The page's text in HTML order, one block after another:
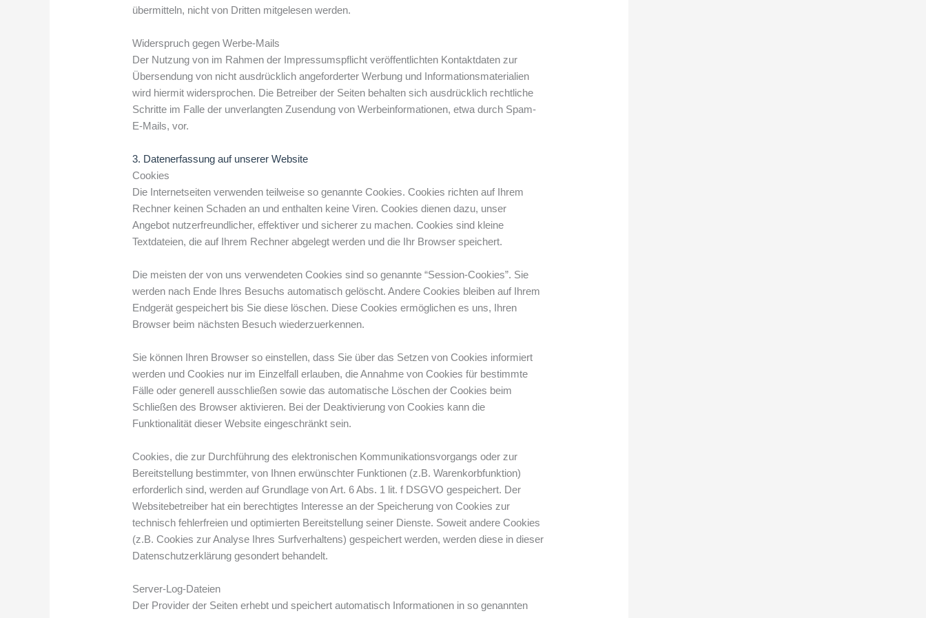
übermitteln, nicht von Dritten mitgelesen werden.
Widerspruch gegen Werbe-Mails
Der Nutzung von im Rahmen der Impressumspflicht veröffentlichten Kontaktdaten zur
Übersendung von nicht ausdrücklich angeforderter Werbung und Informationsmaterialien
wird hiermit widersprochen. Die Betreiber der Seiten behalten sich ausdrücklich rechtliche
Schritte im Falle der unverlangten Zusendung von Werbeinformationen, etwa durch Spam-
E-Mails, vor.
3. Datenerfassung auf unserer Website
Cookies
Die Internetseiten verwenden teilweise so genannte Cookies. Cookies richten auf Ihrem
Rechner keinen Schaden an und enthalten keine Viren. Cookies dienen dazu, unser
Angebot nutzerfreundlicher, effektiver und sicherer zu machen. Cookies sind kleine
Textdateien, die auf Ihrem Rechner abgelegt werden und die Ihr Browser speichert.
Die meisten der von uns verwendeten Cookies sind so genannte “Session-Cookies”. Sie
werden nach Ende Ihres Besuchs automatisch gelöscht. Andere Cookies bleiben auf Ihrem
Endgerät gespeichert bis Sie diese löschen. Diese Cookies ermöglichen es uns, Ihren
Browser beim nächsten Besuch wiederzuerkennen.
Sie können Ihren Browser so einstellen, dass Sie über das Setzen von Cookies informiert
werden und Cookies nur im Einzelfall erlauben, die Annahme von Cookies für bestimmte
Fälle oder generell ausschließen sowie das automatische Löschen der Cookies beim
Schließen des Browser aktivieren. Bei der Deaktivierung von Cookies kann die
Funktionalität dieser Website eingeschränkt sein.
Cookies, die zur Durchführung des elektronischen Kommunikationsvorgangs oder zur
Bereitstellung bestimmter, von Ihnen erwünschter Funktionen (z.B. Warenkorbfunktion)
erforderlich sind, werden auf Grundlage von Art. 6 Abs. 1 lit. f DSGVO gespeichert. Der
Websitebetreiber hat ein berechtigtes Interesse an der Speicherung von Cookies zur
technisch fehlerfreien und optimierten Bereitstellung seiner Dienste. Soweit andere Cookies
(z.B. Cookies zur Analyse Ihres Surfverhaltens) gespeichert werden, werden diese in dieser
Datenschutzerklärung gesondert behandelt.
Server-Log-Dateien
Der Provider der Seiten erhebt und speichert automatisch Informationen in so genannten